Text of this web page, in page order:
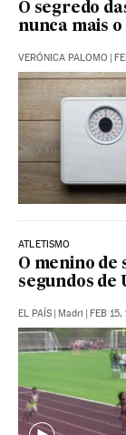
O segredo
nunca mais
VERÓNICA PALOMO |
ATLETISMO
O menino de
segundos de
EL PAÍS | Madri | FEB